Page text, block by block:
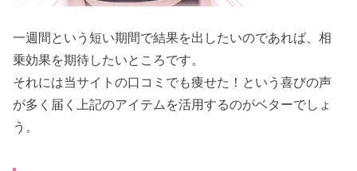
一週間という短い期間で結果を出したいのであれば、相
乗効果を期待したいところです。
それには当サイトの口コミでも痩せた！という喜びの声
が多く届く上記のアイテムを活用するのがベターでしょ
う。